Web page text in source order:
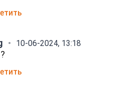
10-06-2024, 13:18